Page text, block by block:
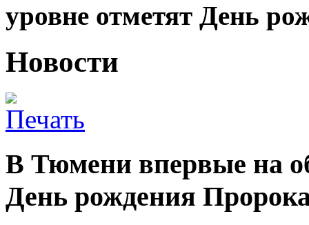
уровне отметят День
Новости
В Тюмени впервые на
День рождения